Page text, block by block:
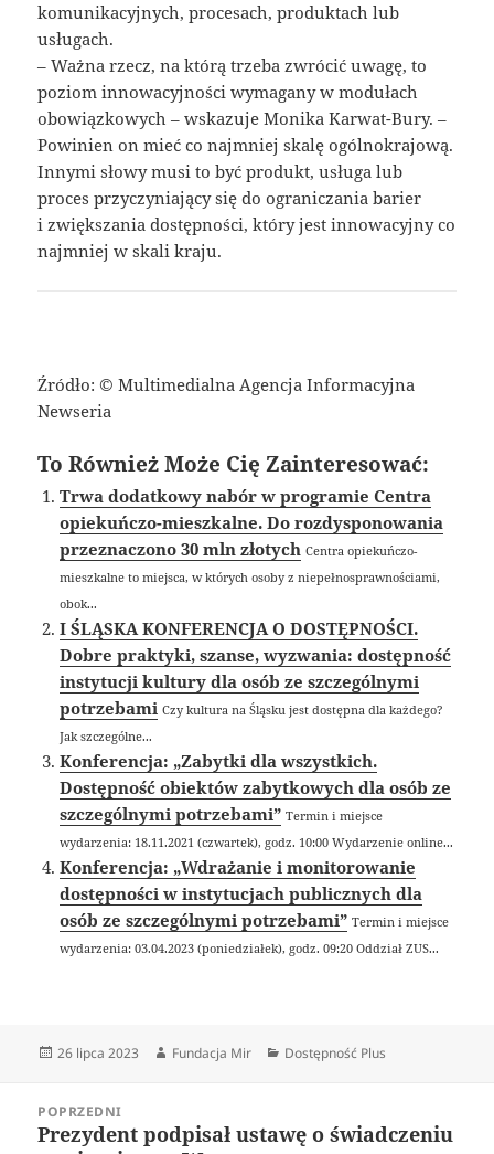
komunikacyjnych, procesach, produktach lub
usługach.
– Ważna rzecz, na którą trzeba zwrócić uwagę, to
poziom innowacyjności wymagany w modułach
obowiązkowych – wskazuje Monika Karwat-Bury. –
Powinien on mieć co najmniej skalę ogólnokrajową.
Innymi słowy musi to być produkt, usługa lub
proces przyczyniający się do ograniczania barier
i zwiększania dostępności, który jest innowacyjny co
najmniej w skali kraju.
Źródło: © Multimedialna Agencja Informacyjna
Newseria
To Również Może Cię Zainteresować:
Trwa dodatkowy nabór w programie Centra
opiekuńczo-mieszkalne. Do rozdysponowania
przeznaczono 30 mln złotych Centra opiekuńczo-
mieszkalne to miejsca, w których osoby z niepełnosprawnościami,
obok...
I ŚLĄSKA KONFERENCJA O DOSTĘPNOŚCI.
Dobre praktyki, szanse, wyzwania: dostępność
instytucji kultury dla osób ze szczególnymi
potrzebami Czy kultura na Śląsku jest dostępna dla każdego?
Jak szczególne...
Konferencja: „Zabytki dla wszystkich.
Dostępność obiektów zabytkowych dla osób ze
szczególnymi potrzebami” Termin i miejsce
wydarzenia: 18.11.2021 (czwartek), godz. 10:00 Wydarzenie online...
Konferencja: „Wdrażanie i monitorowanie
dostępności w instytucjach publicznych dla
osób ze szczególnymi potrzebami” Termin i miejsce
wydarzenia: 03.04.2023 (poniedziałek), godz. 09:20 Oddział ZUS...
Data
26 lipca 2023 Autor
Fundacja Mir Kategorie
Dostępność Plus
wpisuPOPRZEDNI
Poprzedni
Prezydent podpisał ustawę o świadczeniu